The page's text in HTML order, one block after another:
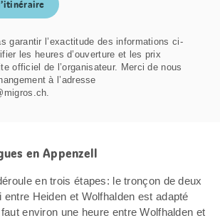
garantir l’exactitude des informations ci-
les heures d’ouverture et les prix
officiel de l’organisateur. Merci de nous
à l’adresse
en Appenzell
en trois étapes: le tronçon de deux
Heiden et Wolfhalden est adapté
environ une heure entre Wolfhalden et